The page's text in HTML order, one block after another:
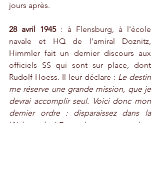
jours après.
28 avril 1945 : à Flensburg, à l'école
navale et HQ de l'amiral Doznitz,
Himmler fait un dernier discours aux
officiels SS qui sont sur place, dont
Rudolf Hoess. Il leur déclare : Le destin
me réserve une grande mission, que je
devrai accomplir seul. Voici donc mon
dernier ordre : disparaissez dans la
Wehrmacht ! En quelque sorte, cachez